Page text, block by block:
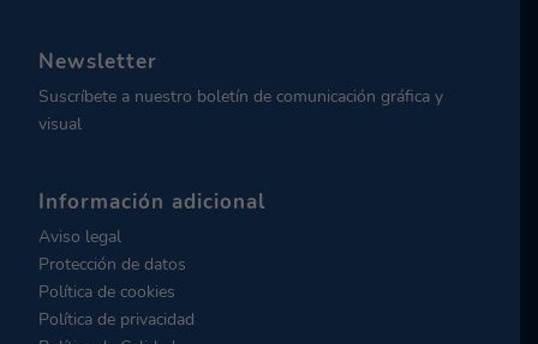
Newsletter
Suscríbete a nuestro boletín de comunicación gráfica y
visual
Información adicional
Aviso legal
Protección de datos
Política de cookies
Política de privacidad